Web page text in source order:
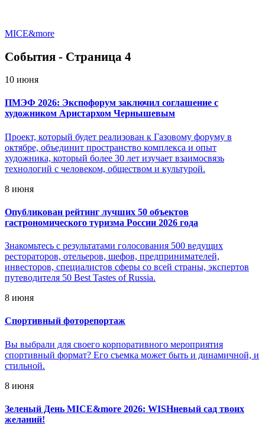
MICE&more
События - Страница 4
10 июня
ПМЭФ 2026: Экспофорум заключил соглашение с
художником Аристархом Чернышевым
Проект, который будет реализован к Газовому форуму в
октябре, объединит пространство комплекса и опыт
художника, который более 30 лет изучает взаимосвязь
технологий с человеком, обществом и культурой.
8 июня
Опубликован рейтинг лучших 50 объектов
гастрономического туризма России 2026 года
Знакомьтесь с результатами голосования 500 ведущих
рестораторов, отельеров, шефов, предпринимателей,
инвесторов, специалистов сферы со всей страны, экспертов
путеводителя 50 Best Tastes of Russia.
8 июня
Спортивный фоторепортаж
Вы выбрали для своего корпоративного мероприятия
спортивный формат? Его съемка может быть и динамичной, и
стильной.
8 июня
Зеленый День MICE&more 2026: WISHневый сад твоих
желаний!